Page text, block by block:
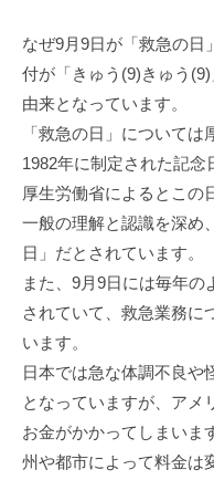
なぜ9月9日が「救急の日
付が「きゅう(9)きゅう
由来となっています。
「救急の日」について
1982年に制定された記念
厚生労働省によるとこの
一般の理解と認識を深め
日」だとされています。
また、9月9日には毎年
されていて、救急業務に
います。
日本では急な体調不良や
となっていますが、アメ
お金がかかってしまいま
州や都市によって料金は